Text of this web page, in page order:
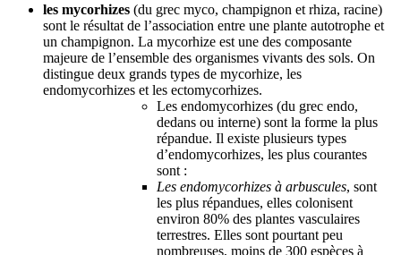
les mycorhizes (du grec myco, champignon et rhiza, racine)
sont le résultat de l’association entre une plante autotrophe et
un champignon. La mycorhize est une des composante
majeure de l’ensemble des organismes vivants des sols. On
distingue deux grands types de mycorhize, les
endomycorhizes et les ectomycorhizes.
Les endomycorhizes (du grec endo,
dedans ou interne) sont la forme la plus
répandue. Il existe plusieurs types
d’endomycorhizes, les plus courantes
sont :
Les endomycorhizes à arbuscules, sont
les plus répandues, elles colonisent
environ 80% des plantes vasculaires
terrestres. Elles sont pourtant peu
nombreuses, moins de 300 espèces à